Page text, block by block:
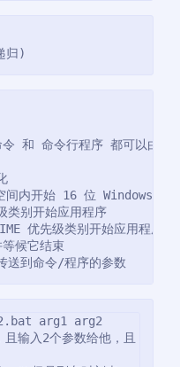
归)
和 命令行程序 都可以由
内开始 16 位 Windows 程
别开始应用程序
优先级类别开始应用程序
候它结束
到命令/程序的参数
输入2个参数给他，且